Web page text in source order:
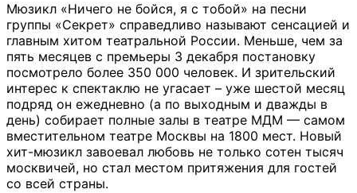
Мюзикл «Ничего не бойся, я с тобой» на песни
группы «Секрет» справедливо называют сенсацией и
главным хитом театральной России. Меньше, чем за
пять месяцев с премьеры 3 декабря постановку
посмотрело более 350 000 человек. И зрительский
интерес к спектаклю не угасает – уже шестой месяц
подряд он ежедневно (а по выходным и дважды в
день) собирает полные залы в театре МДМ — самом
вместительном театре Москвы на 1800 мест. Новый
хит-мюзикл завоевал любовь не только сотен тысяч
москвичей, но стал местом притяжения для гостей
со всей страны.